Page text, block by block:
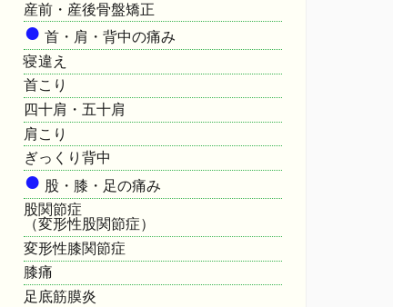
産前・産後骨盤矯正
● 首・肩・背中の痛み
寝違え
首こり
四十肩・五十肩
肩こり
ぎっくり背中
● 股・膝・足の痛み
股関節症
（変形性股関節症）
変形性膝関節症
膝痛
足底筋膜炎